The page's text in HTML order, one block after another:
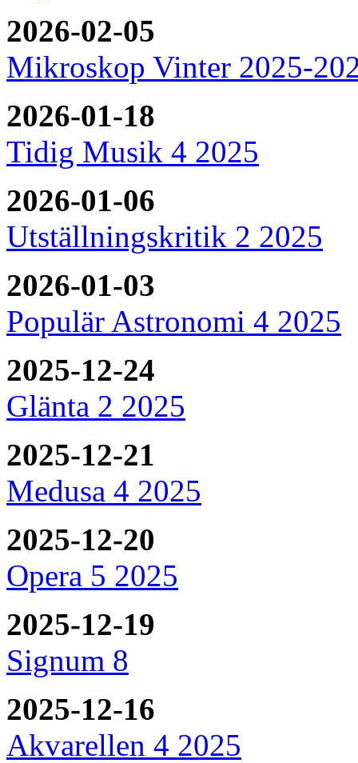
2026-02-05
Mikroskop Vinter 2025-
2026-01-18
Tidig Musik 4 2025
2026-01-06
Utställningskritik 2 2025
2026-01-03
Populär Astronomi 4 2025
2025-12-24
Glänta 2 2025
2025-12-21
Medusa 4 2025
2025-12-20
Opera 5 2025
2025-12-19
Signum 8
2025-12-16
Akvarellen 4 2025